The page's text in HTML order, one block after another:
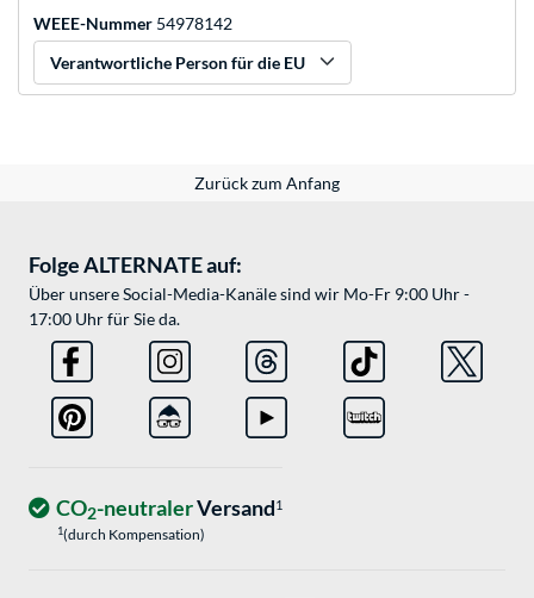
WEEE-Nummer 54978142
Verantwortliche Person für die EU
Zurück zum Anfang
Folge ALTERNATE auf:
Über unsere Social-Media-Kanäle sind wir Mo-Fr 9:00 Uhr -
17:00 Uhr für Sie da.
CO2-neutralerVersand1
1(durch Kompensation)